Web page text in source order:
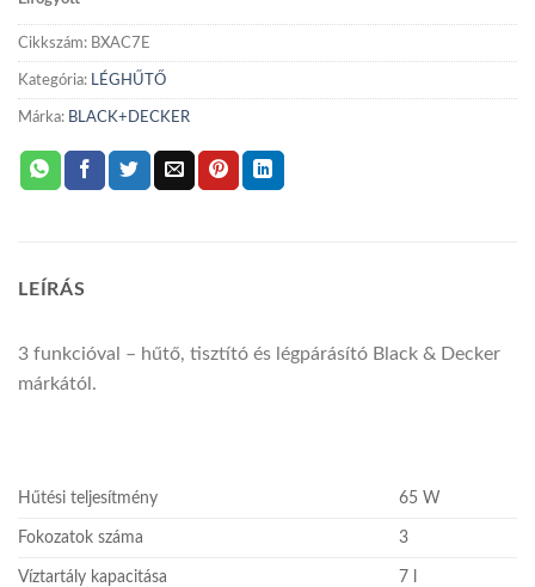
Cikkszám: BXAC7E
Kategória: LÉGHŰTŐ
Márka: BLACK+DECKER
LEÍRÁS
3 funkcióval – hűtő, tisztító és légpárásító Black & Decker
márkától.
Hűtési teljesítmény 65 W
Fokozatok száma 3
Víztartály kapacitása 7 l